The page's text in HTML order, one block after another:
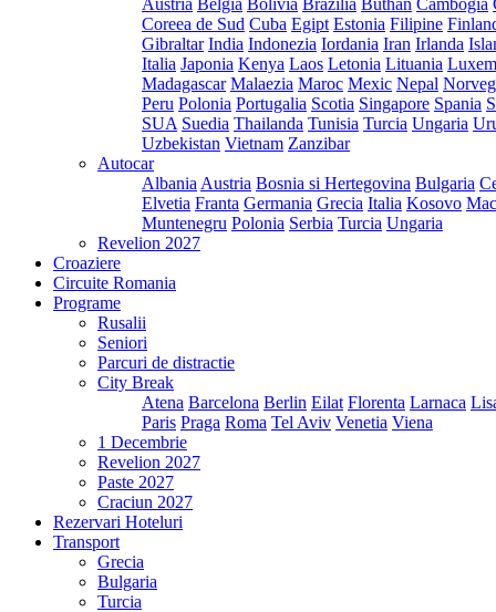
Austria Belgia Bolivia Brazilia Buthan Cambogia
Coreea de Sud Cuba Egipt Estonia Filipine
Gibraltar India Indonezia Iordania Iran Irlanda
Italia Japonia Kenya Laos Letonia Lituania
Madagascar Malaezia Maroc Mexic Nepal
Peru Polonia Portugalia Scotia Singapore Spania
SUA Suedia Thailanda Tunisia Turcia Ungaria
Uzbekistan Vietnam Zanzibar
Autocar
Albania Austria Bosnia si Hertegovina Bulgaria
Elvetia Franta Germania Grecia Italia Kosovo
Muntenegru Polonia Serbia Turcia Ungaria
Revelion 2027
Croaziere
Circuite Romania
Programe
Rusalii
Seniori
Parcuri de distractie
City Break
Atena Barcelona Berlin Eilat Florenta Larnaca
Paris Praga Roma Tel Aviv Venetia Viena
1 Decembrie
Revelion 2027
Paste 2027
Craciun 2027
Rezervari Hoteluri
Transport
Grecia
Bulgaria
Turcia